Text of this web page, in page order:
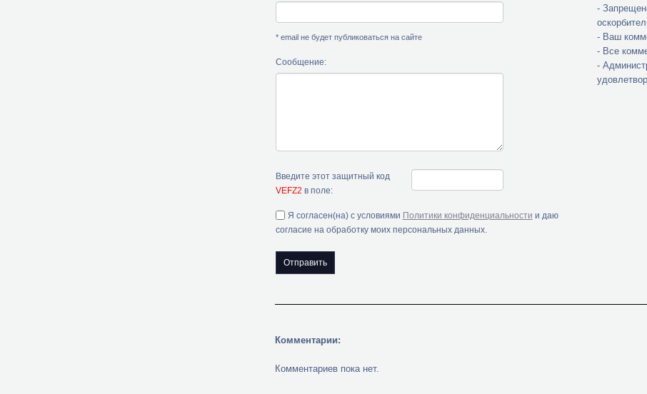
* email не будет публиковаться на сайте
Сообщение:
Введите этот защитный код
VEFZ2 в поле:
Я согласен(на) с условиями Политики конфиденциальности и даю
согласие на обработку моих персональных данных.
-
- Ваш
- Все
-
Комментарии:
Комментариев пока нет.